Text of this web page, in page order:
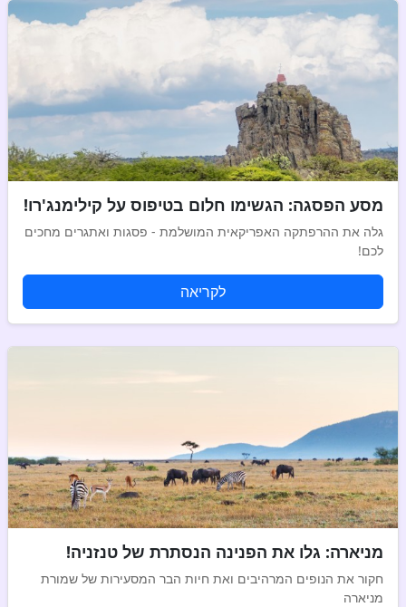
מסע הפסגה: הגשימו חלום בטיפוס על קילימנג'רו!
גלה את ההרפתקה האפריקאית המושלמת - פסגות ואתגרים מחכים
לכם!
לקריאה
מניארה: גלו את הפנינה הנסתרת של טנזניה!
חקור את הנופים המרהיבים ואת חיות הבר המסעירות של שמורת
מניארה